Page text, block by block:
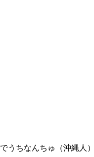
うちなんちゅ（沖縄人